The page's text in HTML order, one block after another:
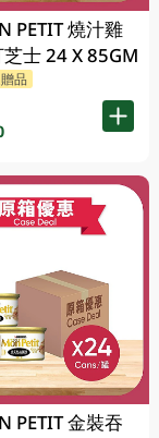
PETIT 燒汁雞
士 24 X 85GM
品
PETIT 金裝吞